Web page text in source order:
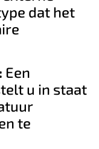
dat het
Een
u in staat
te